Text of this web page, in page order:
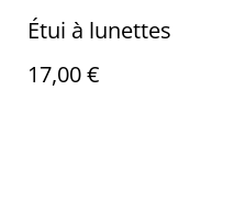
Étui à lunettes
17,00 €